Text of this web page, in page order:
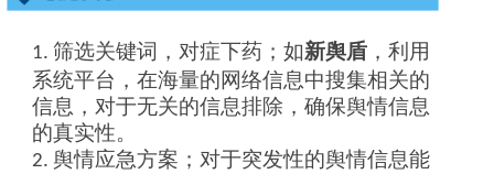
1. 筛选关键词，对症下药；如新舆盾 ，利用
系统平台，在海量的网络信息中搜集相关的
信息，对于无关的信息排除，确保舆情信息
的真实性。
2. 舆情应急方案；对于突发性的舆情信息能